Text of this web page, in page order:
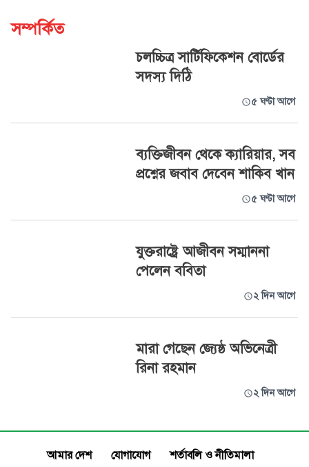
সম্পর্কিত
চলচ্চিত্র সার্টিফিকেশন বোর্ডের
সদস্য দিঠি
৫ ঘণ্টা আগে
ব্যক্তিজীবন থেকে ক্যারিয়ার, সব
প্রশ্নের জবাব দেবেন শাকিব খান
৫ ঘণ্টা আগে
যুক্তরাষ্ট্রে আজীবন সম্মাননা
পেলেন ববিতা
২ দিন আগে
মারা গেছেন জ্যেষ্ঠ অভিনেত্রী
রিনা রহমান
২ দিন আগে
আমার দেশ যোগাযোগ
শর্তাবলি ও নীতিমালা